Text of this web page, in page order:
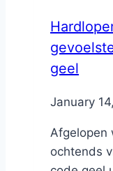
geel
ByNicole
January
Afgelopen
ochtends